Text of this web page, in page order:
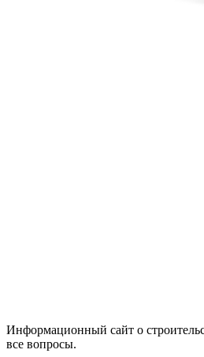
Информационный сайт о
все вопросы.